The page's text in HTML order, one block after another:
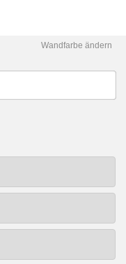
Wandfarbe ändern